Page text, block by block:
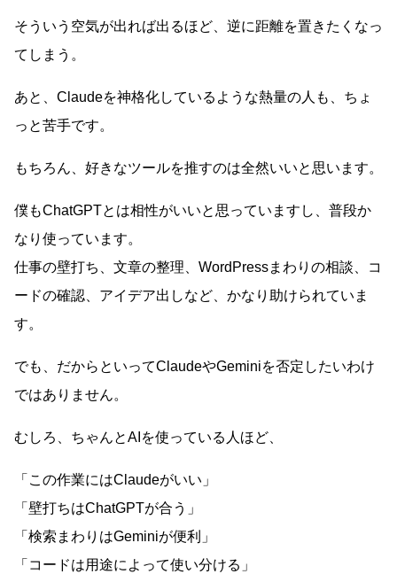
そういう空気が出れば出るほど、逆に距離を置きたくなっ
てしまう。
あと、Claudeを神格化しているような熱量の人も、ちょ
っと苦手です。
もちろん、好きなツールを推すのは全然いいと思います。
僕もChatGPTとは相性がいいと思っていますし、普段か
なり使っています。
仕事の壁打ち、文章の整理、WordPressまわりの相談、コ
ードの確認、アイデア出しなど、かなり助けられていま
す。
でも、だからといってClaudeやGeminiを否定したいわけ
ではありません。
むしろ、ちゃんとAIを使っている人ほど、
「この作業にはClaudeがいい」
「壁打ちはChatGPTが合う」
「検索まわりはGeminiが便利」
「コードは用途によって使い分ける」